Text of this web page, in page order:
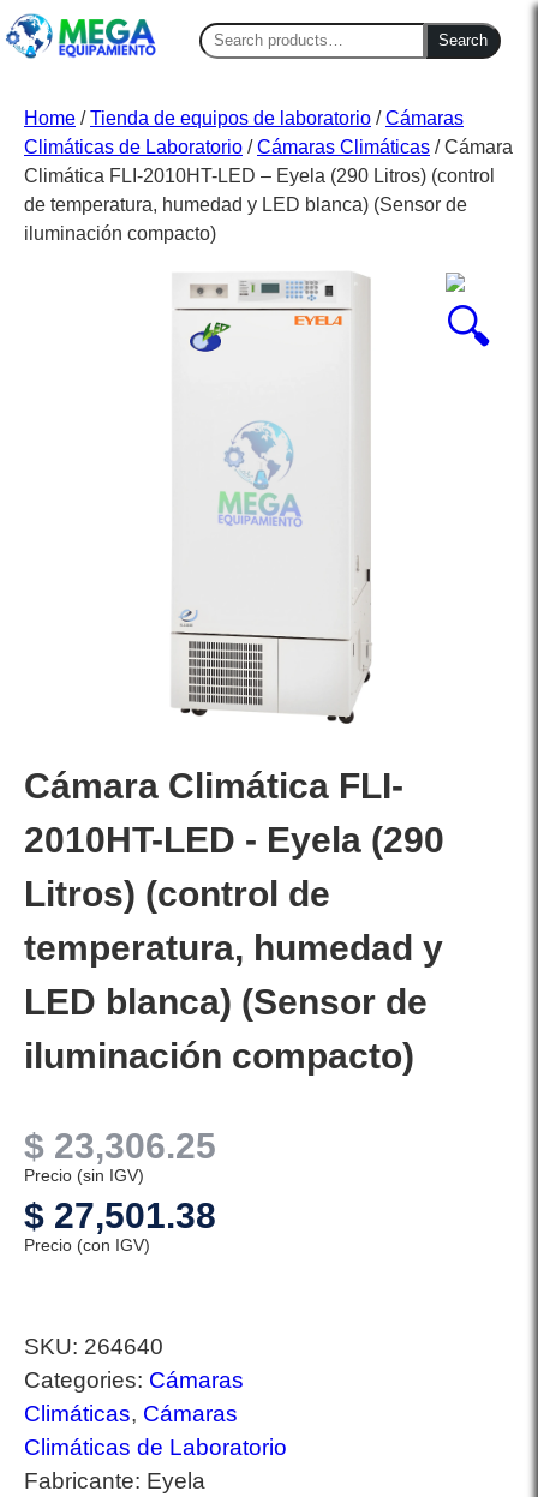
Search
for:
Search
Home /Tienda de equipos de laboratorio /Cámaras
Climáticas de Laboratorio /Cámaras Climáticas / Cámara
Climática FLI-2010HT-LED – Eyela (290 Litros) (control
de temperatura, humedad y LED blanca) (Sensor de
iluminación compacto)
Cámara Climática FLI-
2010HT-LED - Eyela (290
Litros) (control de
temperatura, humedad y
LED blanca) (Sensor de
iluminación compacto)
$ 23,306.25
Precio (sin IGV)
$ 27,501.38
Precio (con IGV)
SKU: 264640
Categories: Cámaras
Climáticas, Cámaras
Climáticas de Laboratorio
Fabricante: Eyela